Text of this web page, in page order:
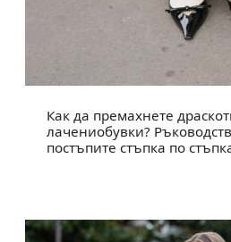
Как да премахнете
лачениобувки?
постъпите стъпка по